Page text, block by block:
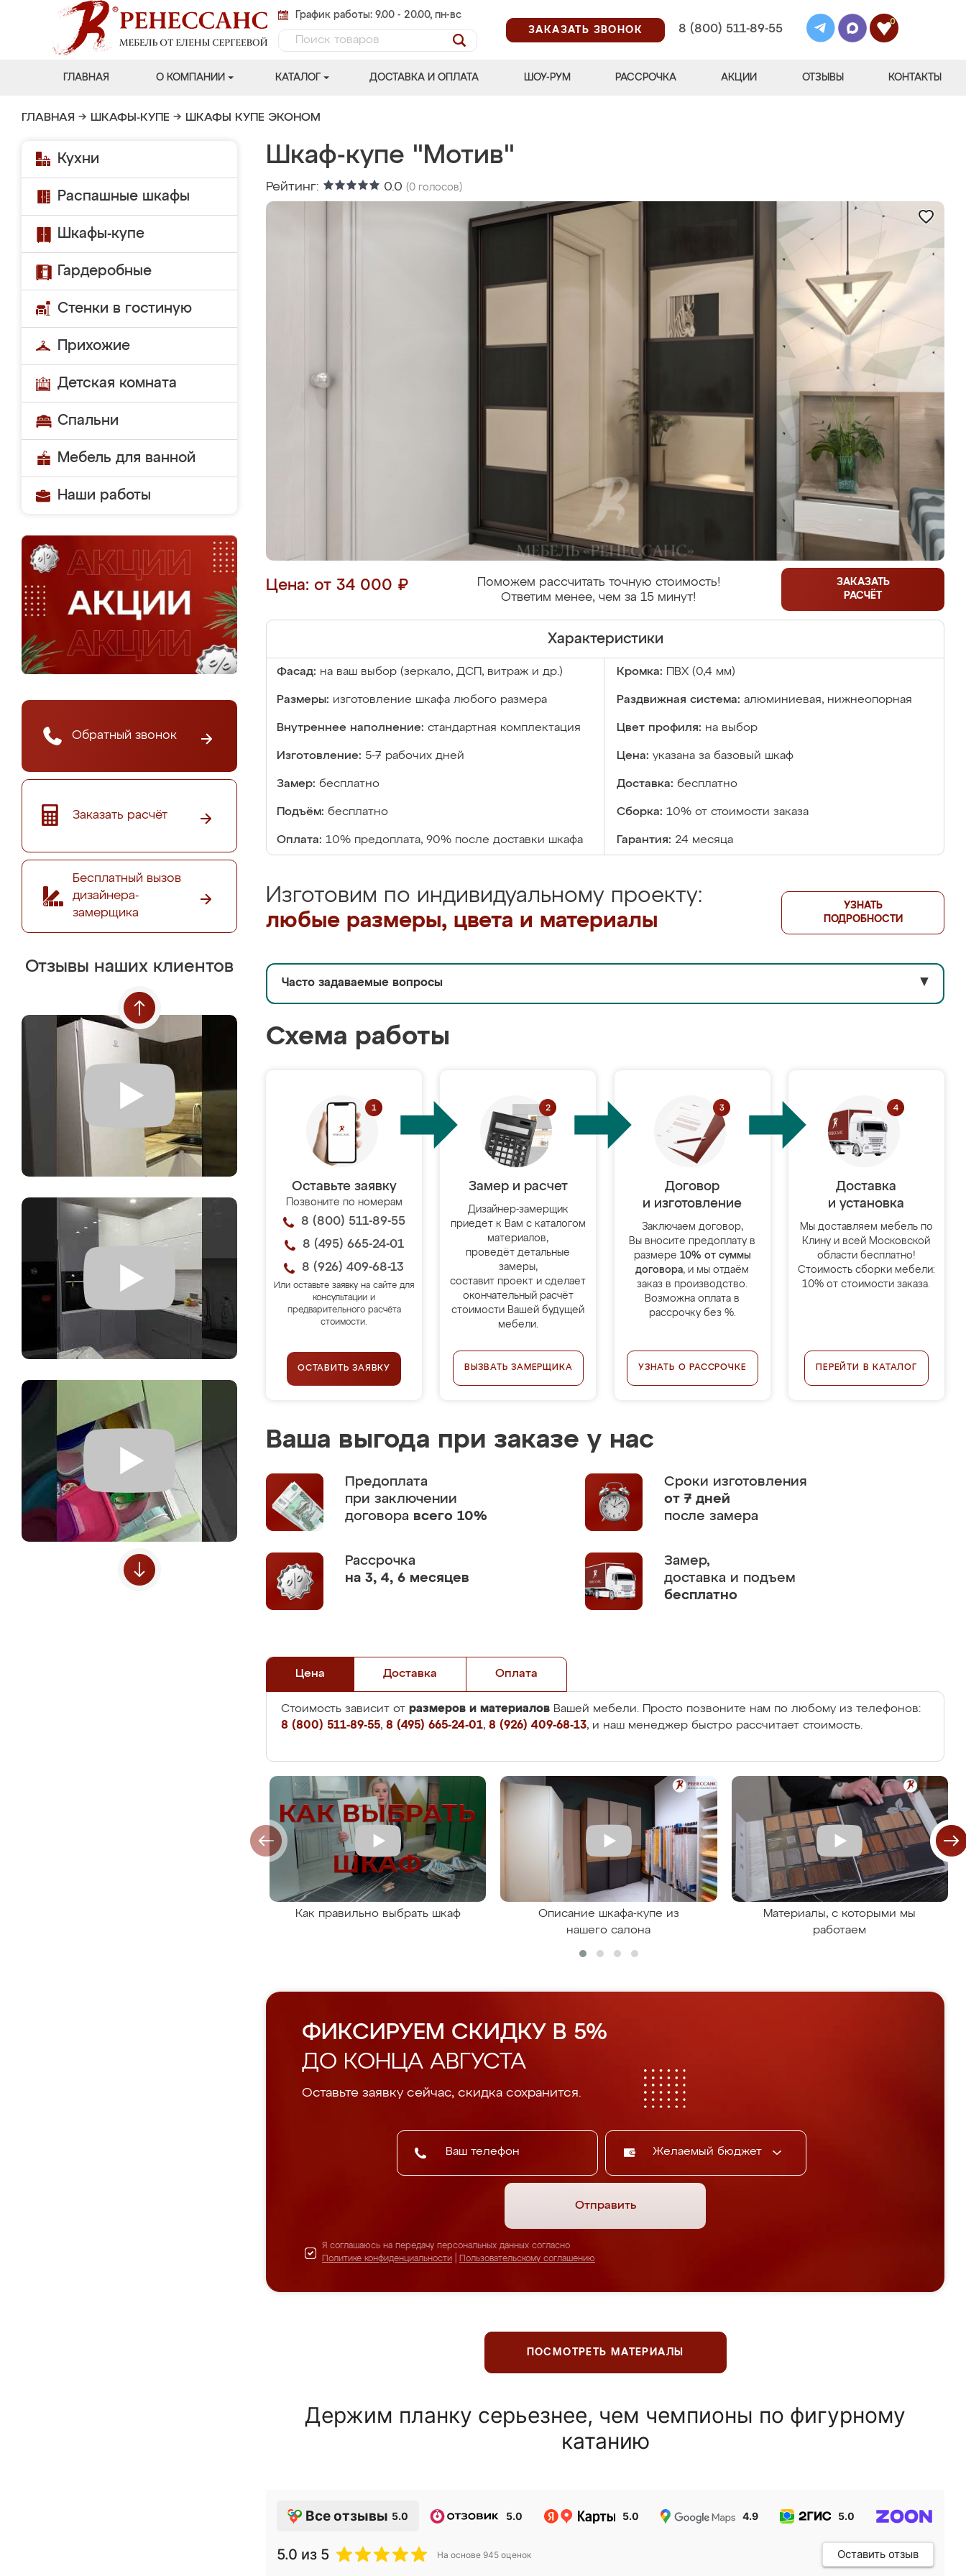
График работы: 9.00 - 20.00, пн-вс
ЗАКАЗАТЬ ЗВОНОК
8 (800) 511-89-55
0
ГЛАВНАЯ О КОМПАНИИ КАТАЛОГ ДОСТАВКА И ОПЛАТА ШОУ-РУМ РАССРОЧКА АКЦИИ ОТЗЫВЫ КОНТАКТЫ
ГЛАВНАЯ → ШКАФЫ-КУПЕ → ШКАФЫ КУПЕ ЭКОНОМ
Кухни
Распашные шкафы
Шкафы-купе
Гардеробные
Стенки в гостиную
Прихожие
Детская комната
Спальни
Мебель для ванной
Наши работы
Обратный звонок
Заказать расчёт
Бесплатный вызов
дизайнера-
замерщика
Отзывы наших клиентов
Шкаф-купе "Мотив"
Рейтинг: 0.0 (0 голосов)
Цена: от 34 000 ₽
Поможем рассчитать точную стоимость!
Ответим менее, чем за 15 минут!
ЗАКАЗАТЬ
РАСЧЁТ
Характеристики
Фасад: на ваш выбор (зеркало, ДСП, витраж и др.) Кромка: ПВХ (0,4 мм)
Размеры: изготовление шкафа любого размера Раздвижная система: алюминиевая, нижнеопорная
Внутреннее наполнение: стандартная комплектация Цвет профиля: на выбор
Изготовление: 5-7 рабочих дней Цена: указана за базовый шкаф
Замер: бесплатно Доставка: бесплатно
Подъём: бесплатно Сборка: 10% от стоимости заказа
Оплата: 10% предоплата, 90% после доставки шкафа Гарантия: 24 месяца
Изготовим по индивидуальному проекту:
любые размеры, цвета и материалы
УЗНАТЬ
ПОДРОБНОСТИ
Часто задаваемые вопросы ▼
Схема работы
Оставьте заявку
Позвоните по номерам
8 (800) 511-89-55
8 (495) 665-24-01
8 (926) 409-68-13
Или оставьте заявку на сайте для
консультации и
предварительного расчёта
стоимости.
ОСТАВИТЬ ЗАЯВКУ
Замер и расчет
Дизайнер-замерщик
приедет к Вам с каталогом
материалов,
проведёт детальные
замеры,
составит проект и сделает
окончательный расчёт
стоимости Вашей будущей
мебели.
ВЫЗВАТЬ ЗАМЕРЩИКА
Договор
и изготовление
Заключаем договор,
Вы вносите предоплату в
размере 10% от суммы
договора, и мы отдаём
заказ в производство.
Возможна оплата в
рассрочку без %.
УЗНАТЬ О РАССРОЧКЕ
Доставка
и установка
Мы доставляем мебель по
Клину и всей Московской
области бесплатно!
Стоимость сборки мебели:
10% от стоимости заказа.
ПЕРЕЙТИ В КАТАЛОГ
Ваша выгода при заказе у нас
Предоплата
при заключении
договора всего 10%
Сроки изготовления
от 7 дней
после замера
Рассрочка
на 3, 4, 6 месяцев
Замер,
доставка и подъем
бесплатно
Цена Доставка Оплата
Стоимость зависит от размеров и материалов Вашей мебели. Просто позвоните нам по любому из телефонов:
8 (800) 511-89-55, 8 (495) 665-24-01, 8 (926) 409-68-13, и наш менеджер быстро рассчитает стоимость.
Как правильно выбрать шкаф
Описание шкафа-купе из
нашего салона
Материалы, с которыми мы
работаем
ФИКСИРУЕМ СКИДКУ В 5%
ДО КОНЦА АВГУСТА
Оставьте заявку сейчас, скидка сохранится.
Желаемый бюджет
Отправить
Я соглашаюсь на передачу персональных данных согласно
Политике конфиденциальности
Пользовательскому соглашению
ПОСМОТРЕТЬ МАТЕРИАЛЫ
Держим планку серьезнее, чем чемпионы по фигурному
катанию
Все отзывы 5.0 5.0 5.0 4.9 5.0
5.0 из 5 На основе 945 оценок Оставить отзыв